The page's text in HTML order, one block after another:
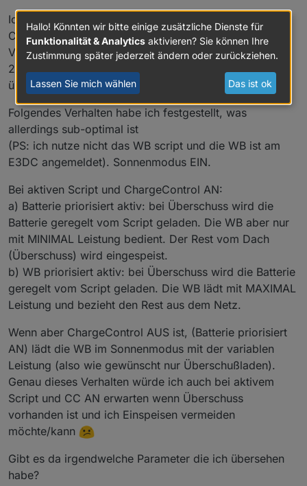
Ich habe allerdings noch eine Frage zum Verhalten von
CC mit WallBox (MultiConnect II).
Vielleicht steht die Antwort schon irgendwo in den
2500+ Beiträgen, aber ich habe beim kurzen
überfliegen leider nichts gefunden.
Folgendes Verhalten habe ich festgestellt, was
allerdings sub-optimal ist
(PS: ich nutze nicht das WB script und die WB ist am
E3DC angemeldet). Sonnenmodus EIN.
Bei aktiven Script und ChargeControl AN:
a) Batterie priorisiert aktiv: bei Überschuss wird die
Batterie geregelt vom Script geladen. Die WB aber nur
mit MINIMAL Leistung bedient. Der Rest vom Dach
(Überschuss) wird eingespeist.
b) WB priorisiert aktiv: bei Überschuss wird die Batterie
geregelt vom Script geladen. Die WB lädt mit MAXIMAL
Leistung und bezieht den Rest aus dem Netz.
Wenn aber ChargeControl AUS ist, (Batterie priorisiert
AN) lädt die WB im Sonnenmodus mit der variablen
Leistung (also wie gewünscht nur Überschußladen).
Genau dieses Verhalten würde ich auch bei aktivem
Script und CC AN erwarten wenn Überschuss
vorhanden ist und ich Einspeisen vermeiden
möchte/kann
Gibt es da irgendwelche Parameter die ich übersehen
habe?
Hallo! Könnten wir bitte einige zusätzliche Dienste für
Funktionalität & Analytics aktivieren? Sie können Ihre
Zustimmung später jederzeit ändern oder zurückziehen.
Lassen Sie mich wählen Das ist ok